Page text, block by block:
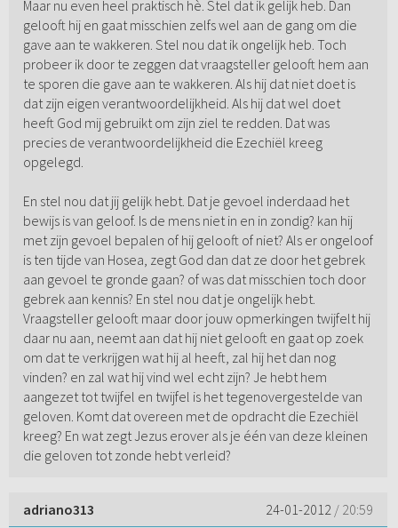
Maar nu even heel praktisch hè. Stel dat ik gelijk heb. Dan
gelooft hij en gaat misschien zelfs wel aan de gang om die
gave aan te wakkeren. Stel nou dat ik ongelijk heb. Toch
probeer ik door te zeggen dat vraagsteller gelooft hem aan
te sporen die gave aan te wakkeren. Als hij dat niet doet is
dat zijn eigen verantwoordelijkheid. Als hij dat wel doet
heeft God mij gebruikt om zijn ziel te redden. Dat was
precies de verantwoordelijkheid die Ezechiël kreeg
opgelegd.
En stel nou dat jij gelijk hebt. Dat je gevoel inderdaad het
bewijs is van geloof. Is de mens niet in en in zondig? kan hij
met zijn gevoel bepalen of hij gelooft of niet? Als er ongeloof
is ten tijde van Hosea, zegt God dan dat ze door het gebrek
aan gevoel te gronde gaan? of was dat misschien toch door
gebrek aan kennis? En stel nou dat je ongelijk hebt.
Vraagsteller gelooft maar door jouw opmerkingen twijfelt hij
daar nu aan, neemt aan dat hij niet gelooft en gaat op zoek
om dat te verkrijgen wat hij al heeft, zal hij het dan nog
vinden? en zal wat hij vind wel echt zijn? Je hebt hem
aangezet tot twijfel en twijfel is het tegenovergestelde van
geloven. Komt dat overeen met de opdracht die Ezechiël
kreeg? En wat zegt Jezus erover als je één van deze kleinen
die geloven tot zonde hebt verleid?
adriano313 24-01-2012 / 20:59